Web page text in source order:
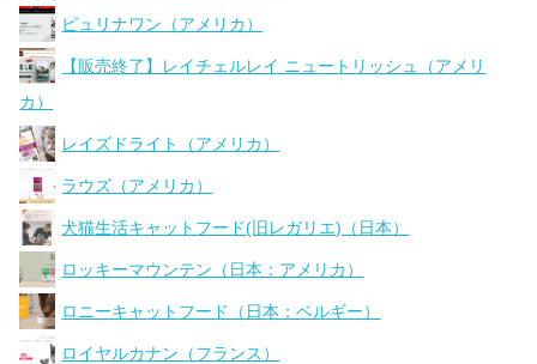
ピュリナワン（アメリカ）
【販売終了】レイチェルレイ ニュートリッシュ（アメリ
カ）
レイズドライト（アメリカ）
ラウズ（アメリカ）
犬猫生活キャットフード(旧レガリエ)（日本）
ロッキーマウンテン（日本：アメリカ）
ロニーキャットフード（日本：ベルギー）
ロイヤルカナン（フランス）